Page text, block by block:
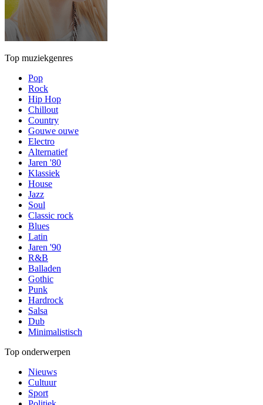
Top muziekgenres
Pop
Rock
Hip Hop
Chillout
Country
Gouwe ouwe
Electro
Alternatief
Jaren '80
Klassiek
House
Jazz
Soul
Classic rock
Blues
Latin
Jaren '90
R&B
Balladen
Gothic
Punk
Hardrock
Salsa
Dub
Minimalistisch
Top onderwerpen
Nieuws
Cultuur
Sport